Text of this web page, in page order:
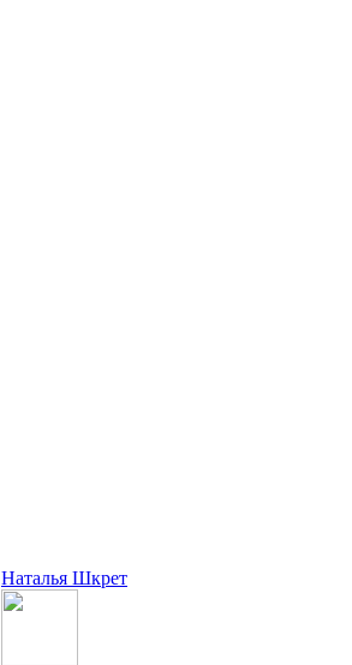
Наталья Шкрет